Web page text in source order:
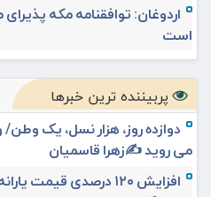
اردوغان: توافقنامه مکه
است
پربیننده ترین خبرها
دوازده روز، هزار نسل، یک
می روید ✍️زهرا قاسمیان
افزایش ۱۲۰ درصدی